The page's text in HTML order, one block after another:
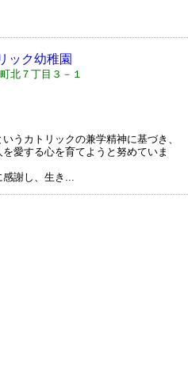
ック幼稚園
北７丁目３－１
うカトリックの兼学精神に基づき、
愛する心を育てようと努めていま
謝し、生き...